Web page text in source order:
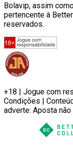
Bolavip, assim
pertencente à
reservados.
+18 | Jogue com
Condições |
adverte: Aposta